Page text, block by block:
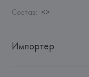
Состав: <>
Импортер